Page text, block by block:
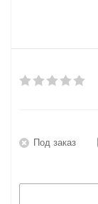
Под заказ